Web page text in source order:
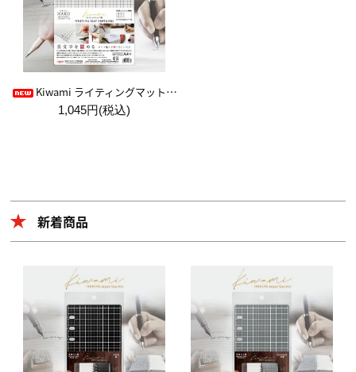
Kiwami ライティングマット下敷 HAKU白薄【A4+方眼】
1,045円(税込)
新着商品